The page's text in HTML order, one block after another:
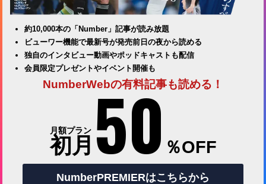
約10,000本の「Number」記事が読み放題
ビューワー機能で最新号が発売前日の夜から読める
独自のインタビュー動画やポッドキャストも配信
会員限定プレゼントやイベント開催も
NumberWebの有料記事も読める！
月額プラン
初月 50 ％OFF
NumberPREMIERはこちらから